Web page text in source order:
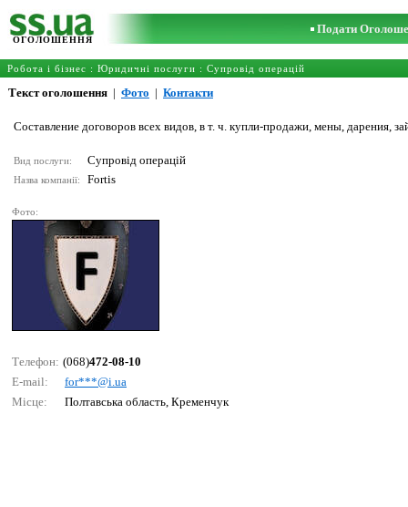
ОГОЛОШЕННЯ
Подати
Робота і бізнес : Юридичні послуги : Супровід операцій
Текст оголошення | Фото | Контакти
Составление договоров всех видов, в т. ч. купли-продажи, мены, дарения,
Вид послуги: Супровід операцій
Назва компанії: Fortis
Фото:
Телефон: (068)472-08-10
E-mail:
fоr***@i.uа
Місце:
Полтавська область, Кременчук